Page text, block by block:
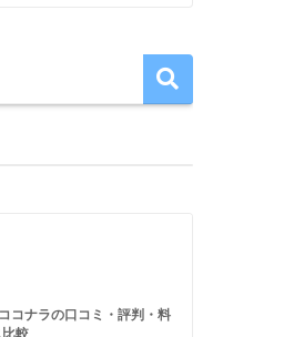
コナラの口コミ・評判・料
較